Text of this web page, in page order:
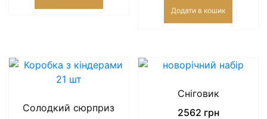
Додати в кошик
Солодкий сюрприз
Сніговик
2562 грн